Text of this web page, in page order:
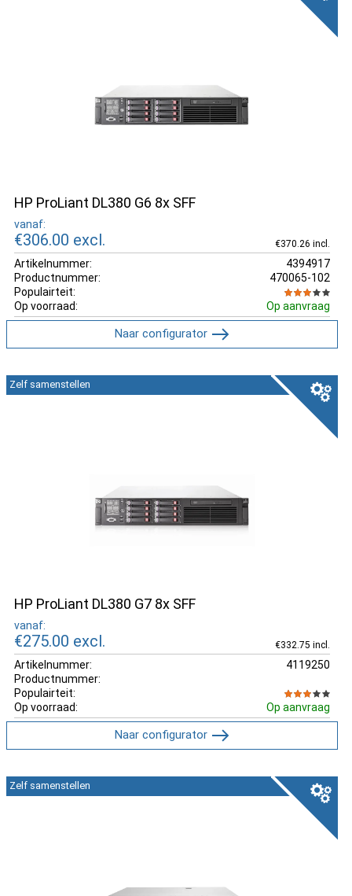
HP ProLiant DL380 G6 8x SFF
vanaf:
€306.00 excl. €370.26 incl.
Artikelnummer:
4394917
Productnummer:
470065-102
Populairteit:
Op voorraad:
Op aanvraag
Naar configurator
HP ProLiant DL380 G7 8x SFF
vanaf:
€275.00 excl. €332.75 incl.
Artikelnummer:
4119250
Productnummer:
Populairteit:
Op voorraad:
Op aanvraag
Zelf samenstellen
Naar configurator
Zelf samenstellen